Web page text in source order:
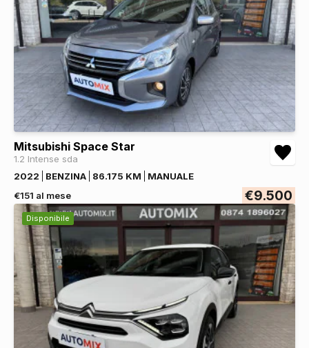
Mitsubishi Space Star
1.2 Intense sda
2022
BENZINA 86.175 KM
MANUALE
€151 al mese
€9.500
Disponibile